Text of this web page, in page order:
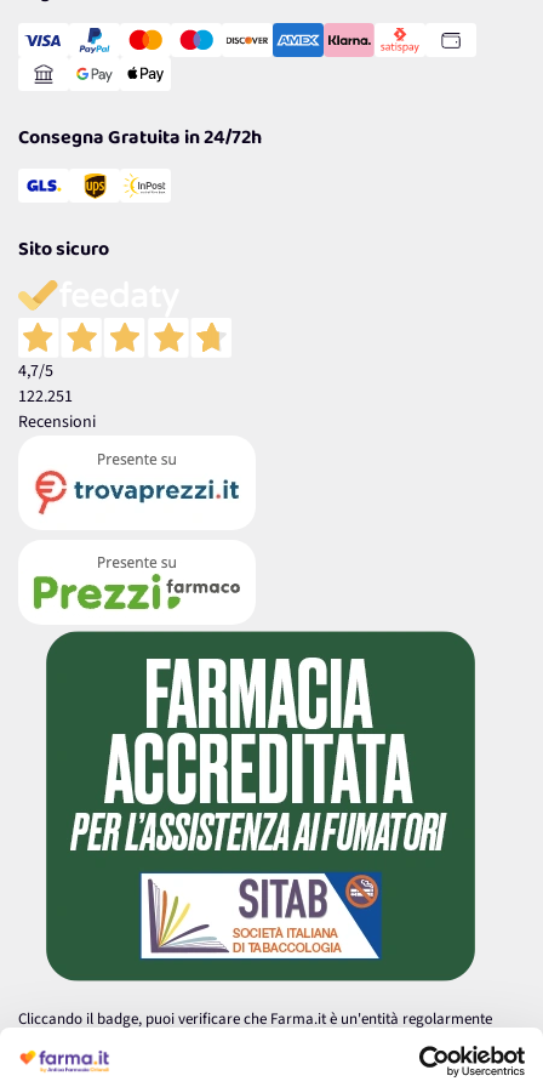
Gestisci Cookie
Reso Facile e Veloce
Consegna Gratuita in 24/72h
Sito sicuro
4,7/5
122.251
Recensioni
Cliccando il badge, puoi verificare che Farma.it è un'entità regolarmente
autorizzata dal Ministero della Salute a effettuare la vendita online di
medicinali.